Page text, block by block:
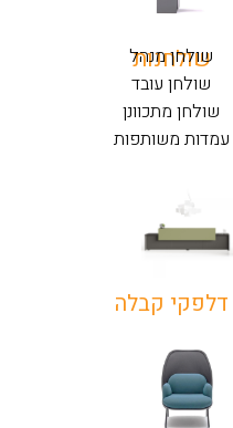
שולחנות
שולחן מנהל
שולחן עובד
שולחן מתכוונן
עמדות משותפות
דלפקי קבלה